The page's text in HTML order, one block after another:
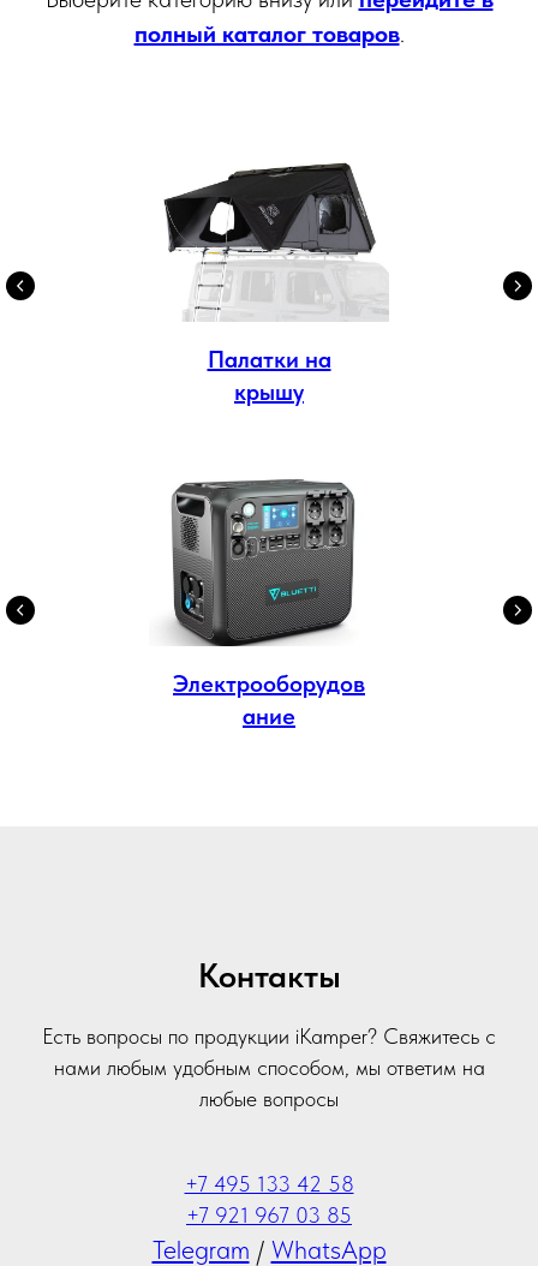
полный каталог товаров.
Палатки на
крышу
Электрооборудов
ание
Контакты
Есть вопросы по продукции iKamper? Свяжитесь с
нами любым удобным способом, мы ответим на
любые вопросы
+7 495 133 42 58
+7 921 967 03 85
Telegram / WhatsApp